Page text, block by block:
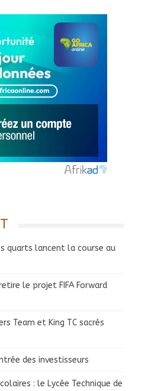
quarts lancent la course au
le projet FIFA Forward
Team et King TC sacrés
des investisseurs
: le Lycée Technique de